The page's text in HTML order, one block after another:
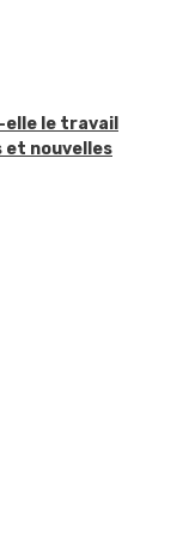
le travail
et nouvelles